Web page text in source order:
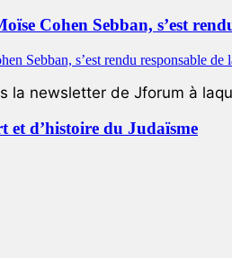
Cohen Sebban, s’est
la newsletter de Jforum à
et d’histoire du Judaïsme